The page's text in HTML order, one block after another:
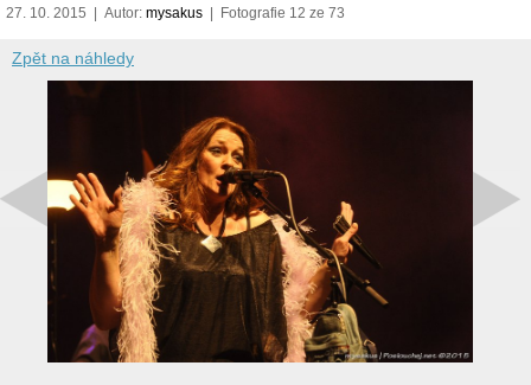
27. 10. 2015 | Autor: mysakus | Fotografie 12 ze 73
Zpět na náhledy